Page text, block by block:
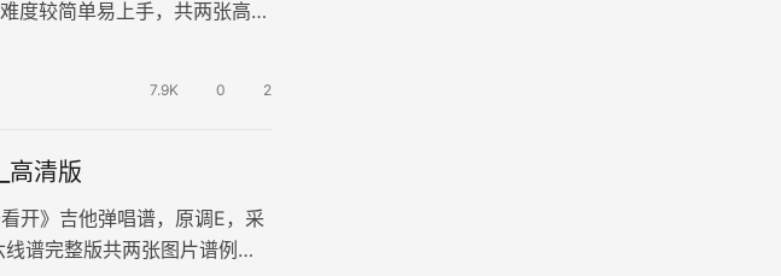
度较简单易上手，共两张高清
7.9K 0 2
高清版
开》吉他弹唱谱，原调E，采
谱完整版共两张图片谱例。